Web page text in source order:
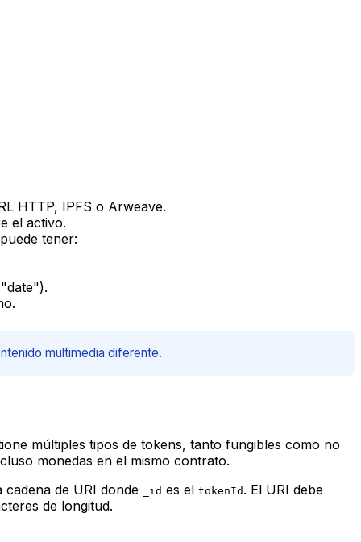
HTTP, IPFS o Arweave.
el activo.
tener:
multimedia diferente.
múltiples tipos de tokens, tanto fungibles como no
monedas en el mismo contrato.
cadena de URI donde _id es el tokenId . El URI debe
de longitud.